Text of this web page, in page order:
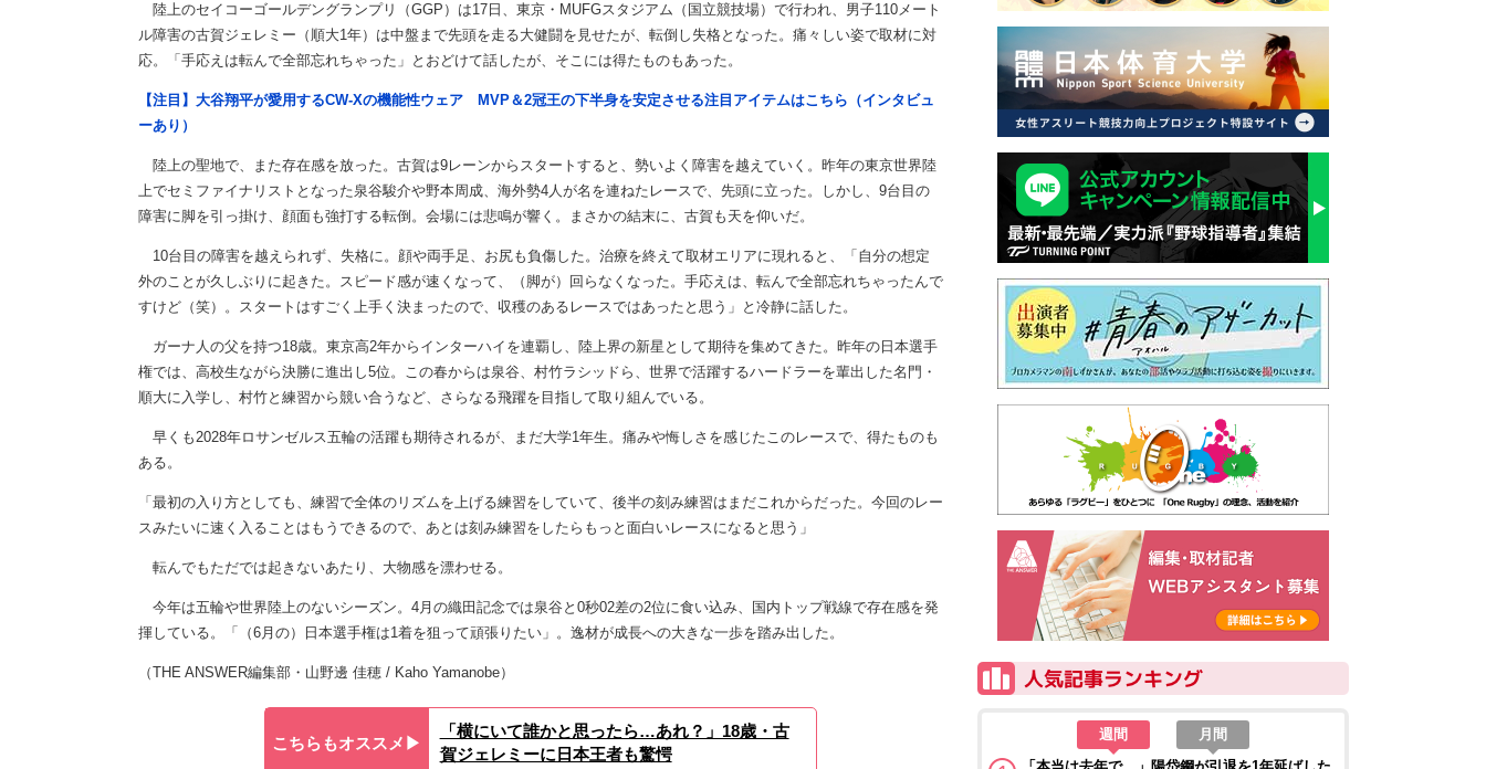
陸上のセイコーゴールデングランプリ（GGP）は17日、東京・MUFGスタジアム（国立競技場）で行われ、男子110メート
ル障害の古賀ジェレミー（順大1年）は中盤まで先頭を走る大健闘を見せたが、転倒し失格となった。痛々しい姿で取材に対
応。「手応えは転んで全部忘れちゃった」とおどけて話したが、そこには得たものもあった。
【注目】大谷翔平が愛用するCW-Xの機能性ウェア MVP＆2冠王の下半身を安定させる注目アイテムはこちら（インタビュ
ーあり）
陸上の聖地で、また存在感を放った。古賀は9レーンからスタートすると、勢いよく障害を越えていく。昨年の東京世界陸
上でセミファイナリストとなった泉谷駿介や野本周成、海外勢4人が名を連ねたレースで、先頭に立った。しかし、9台目の
障害に脚を引っ掛け、顔面も強打する転倒。会場には悲鳴が響く。まさかの結末に、古賀も天を仰いだ。
10台目の障害を越えられず、失格に。顔や両手足、お尻も負傷した。治療を終えて取材エリアに現れると、「自分の想定
外のことが久しぶりに起きた。スピード感が速くなって、（脚が）回らなくなった。手応えは、転んで全部忘れちゃったんで
すけど（笑）。スタートはすごく上手く決まったので、収穫のあるレースではあったと思う」と冷静に話した。
ガーナ人の父を持つ18歳。東京高2年からインターハイを連覇し、陸上界の新星として期待を集めてきた。昨年の日本選手
権では、高校生ながら決勝に進出し5位。この春からは泉谷、村竹ラシッドら、世界で活躍するハードラーを輩出した名門・
順大に入学し、村竹と練習から競い合うなど、さらなる飛躍を目指して取り組んでいる。
早くも2028年ロサンゼルス五輪の活躍も期待されるが、まだ大学1年生。痛みや悔しさを感じたこのレースで、得たものも
ある。
「最初の入り方としても、練習で全体のリズムを上げる練習をしていて、後半の刻み練習はまだこれからだった。今回のレー
スみたいに速く入ることはもうできるので、あとは刻み練習をしたらもっと面白いレースになると思う」
転んでもただでは起きないあたり、大物感を漂わせる。
今年は五輪や世界陸上のないシーズン。4月の織田記念では泉谷と0秒02差の2位に食い込み、国内トップ戦線で存在感を発
揮している。「（6月の）日本選手権は1着を狙って頑張りたい」。逸材が成長への大きな一歩を踏み出した。
（THE ANSWER編集部・山野邊 佳穂 / Kaho Yamanobe）
こちらもオススメ▶︎
「横にいて誰かと思ったら…あれ？」18歳・古
賀ジェレミーに日本王者も驚愕
週間
月間